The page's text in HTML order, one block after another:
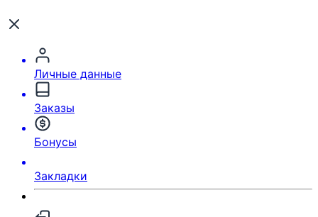
Личные данные
Заказы
Бонусы
Закладки